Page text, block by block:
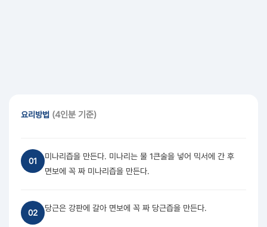
요리방법 (4인분 기준)
01
미나리즙을 만든다. 미나리는 물 1큰술을 넣어 믹서에 간 후
면보에 꼭 짜 미나리즙을 만든다.
02 당근은 강판에 갈아 면보에 꼭 짜 당근즙을 만든다.